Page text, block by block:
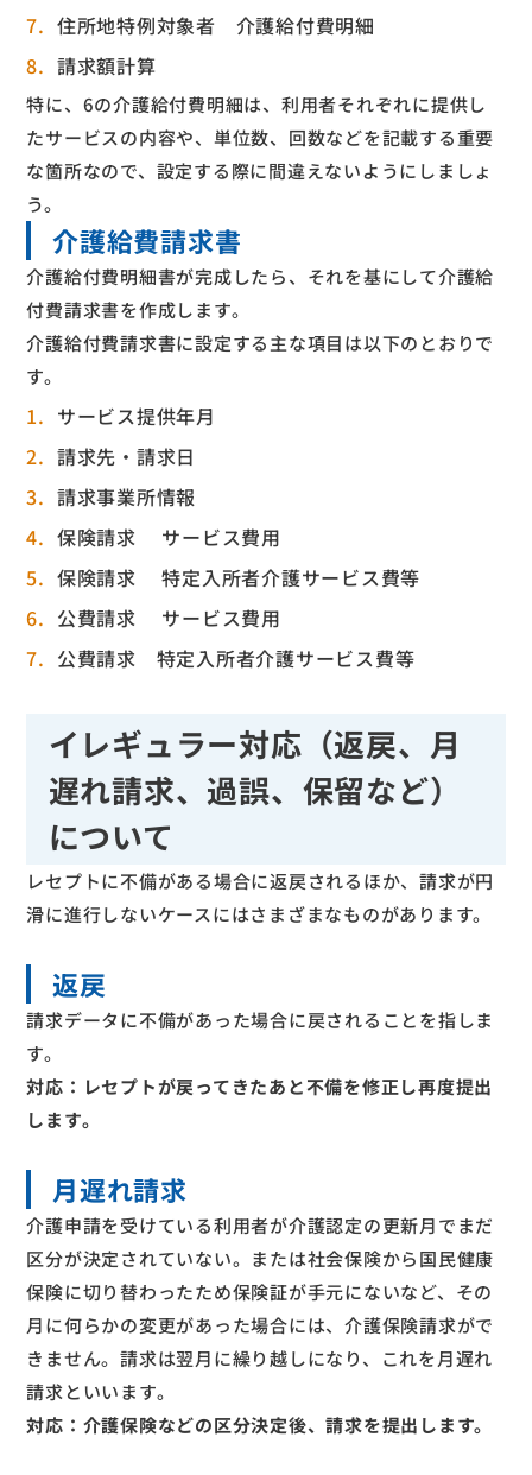
住所地特例対象者 介護給付費明細
請求額計算
特に、6の介護給付費明細は、利用者それぞれに提供し
たサービスの内容や、単位数、回数などを記載する重要
な箇所なので、設定する際に間違えないようにしましょ
う。
介護給費請求書
介護給付費明細書が完成したら、それを基にして介護給
付費請求書を作成します。
介護給付費請求書に設定する主な項目は以下のとおりで
す。
サービス提供年月
請求先・請求日
請求事業所情報
保険請求 サービス費用
保険請求 特定入所者介護サービス費等
公費請求 サービス費用
公費請求 特定入所者介護サービス費等
イレギュラー対応（返戻、月
遅れ請求、過誤、保留など）
について
レセプトに不備がある場合に返戻されるほか、請求が円
滑に進行しないケースにはさまざまなものがあります。
返戻
請求データに不備があった場合に戻されることを指しま
す。
対応：レセプトが戻ってきたあと不備を修正し再度提出
します。
月遅れ請求
介護申請を受けている利用者が介護認定の更新月でまだ
区分が決定されていない。または社会保険から国民健康
保険に切り替わったため保険証が手元にないなど、その
月に何らかの変更があった場合には、介護保険請求がで
きません。請求は翌月に繰り越しになり、これを月遅れ
請求といいます。
対応：介護保険などの区分決定後、請求を提出します。